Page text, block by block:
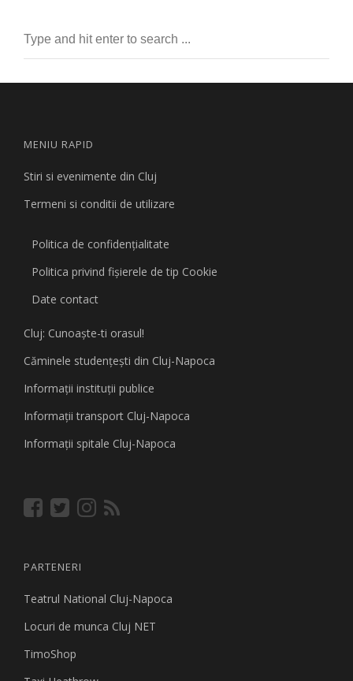
MENIU RAPID
Stiri si evenimente din Cluj
Termeni si conditii de utilizare
Politica de confidențialitate
Politica privind fişierele de tip Cookie
Date contact
Cluj: Cunoaşte-ti orasul!
Căminele studenţeşti din Cluj-Napoca
Informaţii instituţii publice
Informaţii transport Cluj-Napoca
Informaţii spitale Cluj-Napoca
PARTENERI
Teatrul National Cluj-Napoca
Locuri de munca Cluj NET
TimoShop